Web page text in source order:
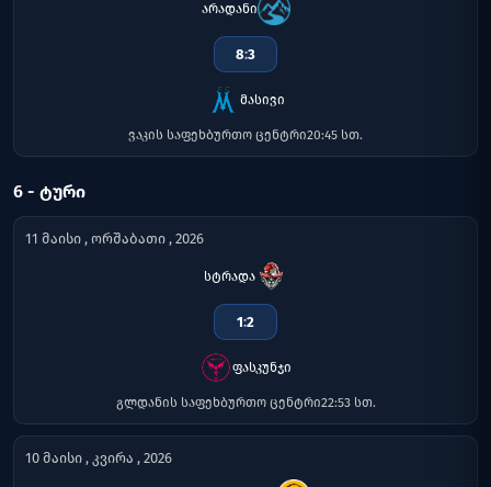
არადანი
8:3
მასივი
ვაკის საფეხბურთო ცენტრი20:45 სთ.
6 - ᲢᲣᲠᲘ
11 მაისი , ორშაბათი , 2026
სტრადა
1:2
ფასკუნჯი
გლდანის საფეხბურთო ცენტრი22:53 სთ.
10 მაისი , კვირა , 2026